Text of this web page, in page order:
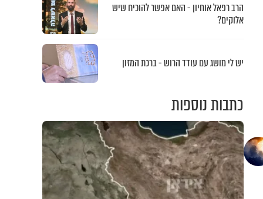
הרב רפאל אוחיון - האם אפשר להוכיח שיש
אלוקים?
יש לי מושג עם עודד הרוש - ברכת המזון
כתבות נוספות